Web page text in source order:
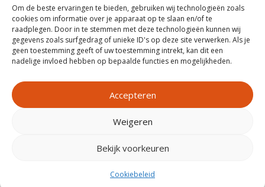
Om de beste ervaringen te bieden, gebruiken wij technologieën zoals
cookies om informatie over je apparaat op te slaan en/of te
raadplegen. Door in te stemmen met deze technologieën kunnen wij
gegevens zoals surfgedrag of unieke ID's op deze site verwerken. Als je
geen toestemming geeft of uw toestemming intrekt, kan dit een
nadelige invloed hebben op bepaalde functies en mogelijkheden.
Accepteren
Weigeren
Bekijk voorkeuren
Cookiebeleid